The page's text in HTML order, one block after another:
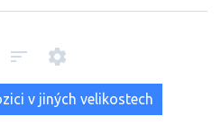
v jiných velikostech